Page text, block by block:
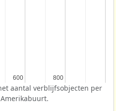
600
600 800
800
aantal verblijfsobjecten per